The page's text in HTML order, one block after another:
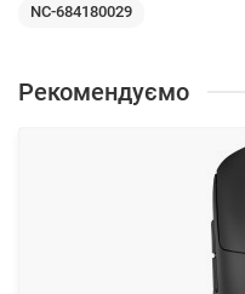
NC-684180029
Рекомендуємо